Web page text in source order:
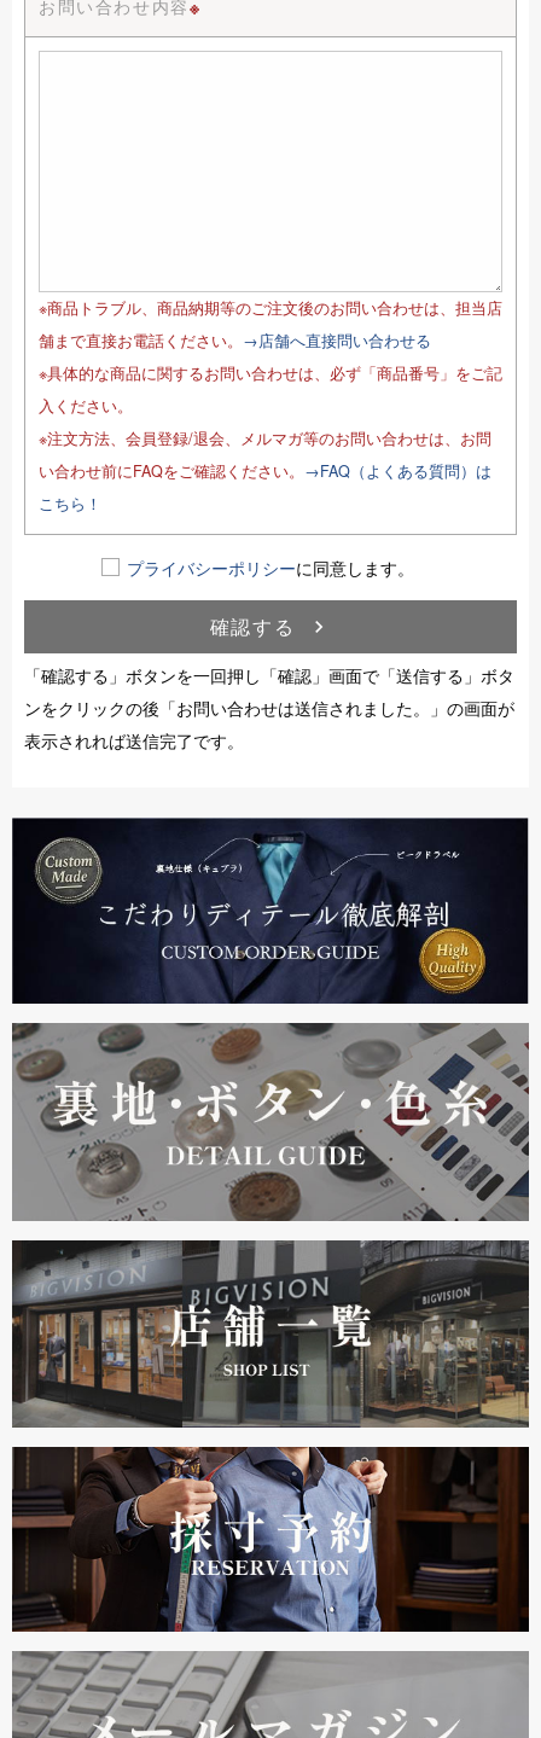
お問い合わせ内容※
※商品トラブル、商品納期等のご注文後のお問い合わせは、担当店
舗まで直接お電話ください。 →店舗へ直接問い合わせる
※具体的な商品に関するお問い合わせは、必ず「商品番号」をご記
入ください。
※注文方法、会員登録/退会、メルマガ等のお問い合わせは、お問
い合わせ前にFAQをご確認ください。 →FAQ（よくある質問）は
こちら！
プライバシーポリシーに同意します。
確認する
navigate_next
「確認する」ボタンを一回押し「確認」画面で「送信する」ボタ
ンをクリックの後「お問い合わせは送信されました。」の画面が
表示されれば送信完了です。